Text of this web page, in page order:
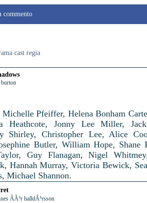
commento
cast regia
Pfeiffer, Helena Bonham
Heathcote, Jonny Lee Miller,
Shirley, Christopher Lee, Alice
Butler, William Hope, Shane
Guy Flanagan, Nigel
Hannah Murray, Victoria Bewick,
Michael Shannon.
ÃÃ³r halldÃ³rsson